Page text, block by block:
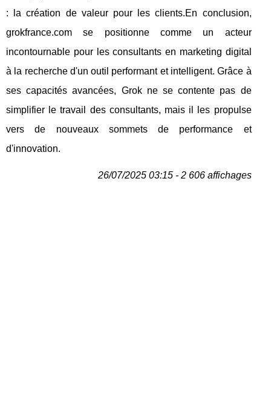
: la création de valeur pour les clients.En conclusion,
grokfrance.com se positionne comme un acteur
incontournable pour les consultants en marketing digital
à la recherche d'un outil performant et intelligent. Grâce à
ses capacités avancées, Grok ne se contente pas de
simplifier le travail des consultants, mais il les propulse
vers de nouveaux sommets de performance et
d'innovation.
26/07/2025 03:15 - 2 606 affichages